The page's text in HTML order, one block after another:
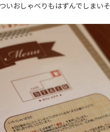
いおしゃべりもはずんでしまい